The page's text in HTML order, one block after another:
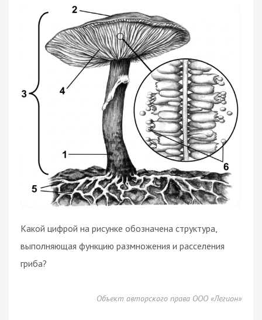
Какой цифрой на рисунке обозначена структура,
выполняющая функцию размножения и расселения
гриба?
Объект авторского права ООО «Легион»